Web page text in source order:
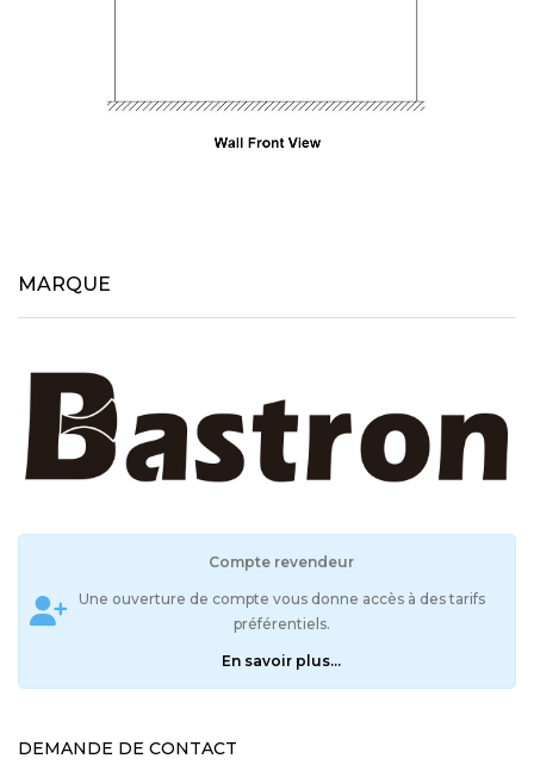
Compte revendeur
Une ouverture de compte vous donne accès à des tarifs
préférentiels.
En savoir plus...
DEMANDE DE CONTACT